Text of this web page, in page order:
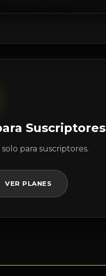
Suscriptores
para suscriptores.
VER PLANES